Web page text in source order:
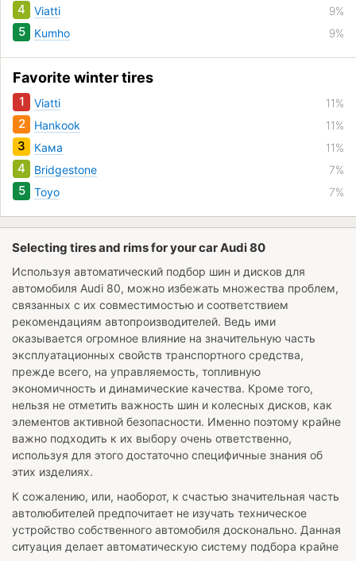
4 Viatti 9%
5 Kumho 9%
Favorite winter tires
1 Viatti 11%
2 Hankook 11%
3 Кама 11%
4 Bridgestone 7%
5 Toyo 7%
Selecting tires and rims for your car Audi 80
Используя автоматический подбор шин и дисков для
автомобиля Audi 80, можно избежать множества проблем,
связанных с их совместимостью и соответствием
рекомендациям автопроизводителей. Ведь ими
оказывается огромное влияние на значительную часть
эксплуатационных свойств транспортного средства,
прежде всего, на управляемость, топливную
экономичность и динамические качества. Кроме того,
нельзя не отметить важность шин и колесных дисков, как
элементов активной безопасности. Именно поэтому крайне
важно подходить к их выбору очень ответственно,
используя для этого достаточно специфичные знания об
этих изделиях.
К сожалению, или, наоборот, к счастью значительная часть
автолюбителей предпочитает не изучать техническое
устройство собственного автомобиля досконально. Данная
ситуация делает автоматическую систему подбора крайне